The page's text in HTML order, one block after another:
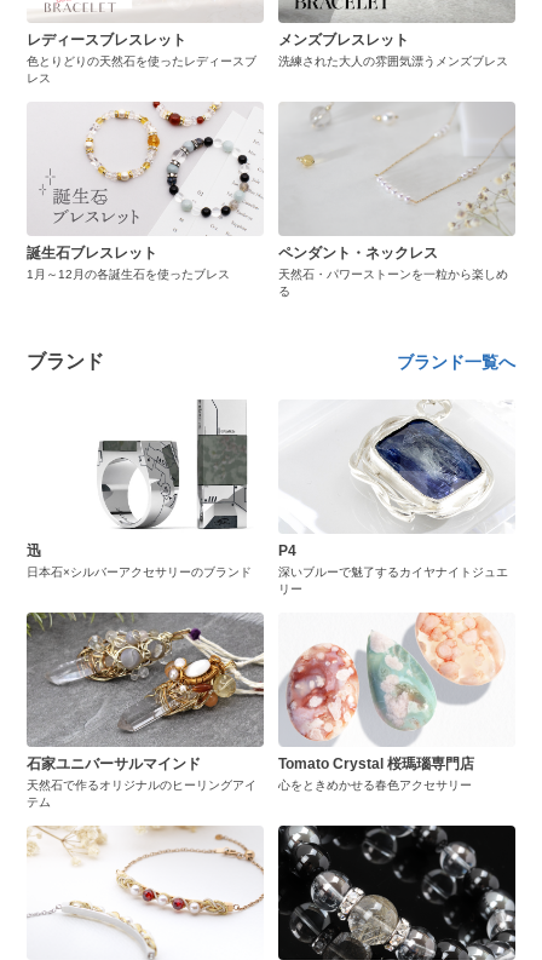
レディースブレスレット
色とりどりの天然石を使ったレディースブ
レス
メンズブレスレット
洗練された大人の雰囲気漂うメンズブレス
誕生石ブレスレット
1月～12月の各誕生石を使ったブレス
ペンダント・ネックレス
天然石・パワーストーンを一粒から楽しめ
る
ブランド ブランド一覧へ
迅
日本石×シルバーアクセサリーのブランド
P4
深いブルーで魅了するカイヤナイトジュエ
リー
石家ユニバーサルマインド
天然石で作るオリジナルのヒーリングアイ
テム
Tomato Crystal 桜瑪瑙専門店
心をときめかせる春色アクセサリー